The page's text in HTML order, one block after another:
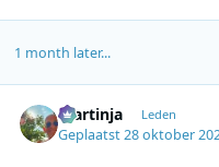
1 month later...
martinja Leden
Geplaatst28 oktober